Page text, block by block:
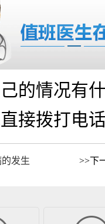
情况有什
接拨打电
发生 >>下